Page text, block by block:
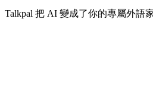
Talkpal 把 AI 變成了你的專屬外語